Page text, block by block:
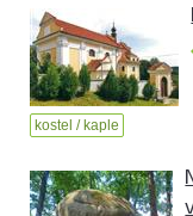
kostel / kaple